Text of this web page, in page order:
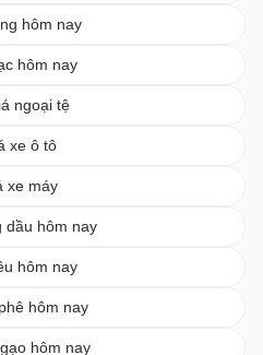
hôm nay
hôm nay
ngoại tệ
xe ô tô
xe máy
dầu hôm nay
hôm nay
hôm nay
hôm nay